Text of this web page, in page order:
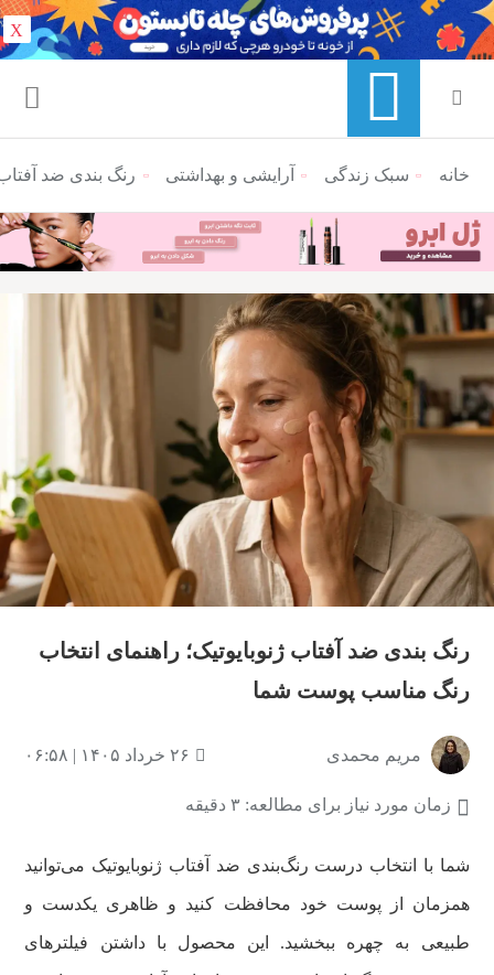
منوی ناوبری خرده نان
خانه سبک زندگی آرایشی و بهداشتی رنگ‌‌ بندی ضد
رنگ‌‌ بندی ضد آفتاب ژنوبایوتیک؛ راهنمای انتخاب
رنگ مناسب پوست شما
مریم محمدی ۲۶ خرداد ۱۴۰۵ | ۰۶:۵۸
زمان مورد نیاز برای مطالعه: ۳ دقیقه
شما با انتخاب درست رنگ‌بندی ضد آفتاب ژنوبایوتیک می‌توانید
همزمان از پوست خود محافظت کنید و ظاهری یکدست و
طبیعی به چهره ببخشید. این محصول با داشتن فیلترهای
X